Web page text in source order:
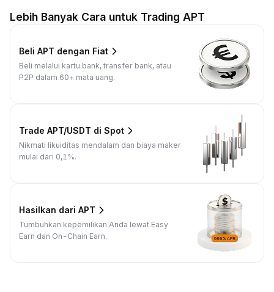
Lebih Banyak Cara untuk Trading APT
Beli APT dengan Fiat
Beli melalui kartu bank, transfer bank, atau
P2P dalam 60+ mata uang.
Trade APT/USDT di Spot
Nikmati likuiditas mendalam dan biaya maker
mulai dari 0,1%.
Hasilkan dari APT
Tumbuhkan kepemilikan Anda lewat Easy
Earn dan On-Chain Earn.